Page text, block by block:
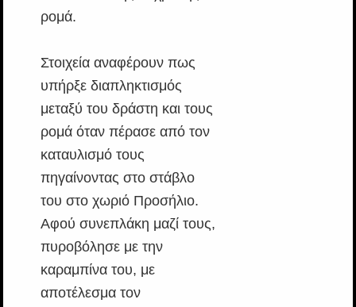
ρομά.
Στοιχεία αναφέρουν πως
υπήρξε διαπληκτισμός
μεταξύ του δράστη και τους
ρομά όταν πέρασε από τον
καταυλισμό τους
πηγαίνοντας στο στάβλο
του στο χωριό Προσήλιο.
Αφού συνεπλάκη μαζί τους,
πυροβόλησε με την
καραμπίνα του, με
αποτέλεσμα τον